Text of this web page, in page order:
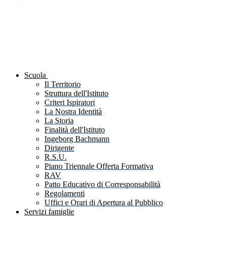
Scuola
Il Territorio
Struttura dell'Istituto
Criteri Ispiratori
La Nostra Identità
La Storia
Finalità dell'Istituto
Ingeborg Bachmann
Dirigente
R.S.U.
Piano Triennale Offerta Formativa
RAV
Patto Educativo di Corresponsabilità
Regolamenti
Uffici e Orari di Apertura al Pubblico
Servizi famiglie